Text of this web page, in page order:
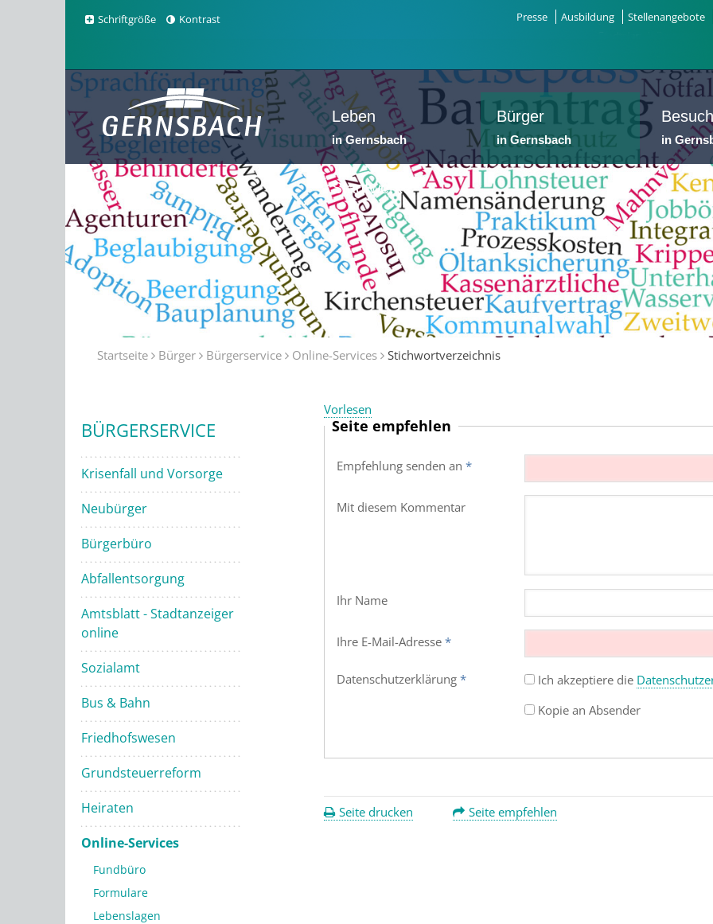
Schriftgröße Kontrast Presse Ausbildung Stellenangebote
Leben
in Gernsbach
Bürger
in Gernsbach in
Stadtwerke
Startseite Bürger Bürgerservice Online-Services Stichwortverzeichnis
BÜRGERSERVICE
Krisenfall und Vorsorge
Neubürger
Bürgerbüro
Abfallentsorgung
Amtsblatt - Stadtanzeiger
online
Sozialamt
Bus & Bahn
Friedhofswesen
Grundsteuerreform
Heiraten
Online-Services
Fundbüro
Formulare
Lebenslagen
Vorlesen
Seite empfehlen
Empfehlung senden an *
Mit diesem Kommentar
Ihr Name
Ihre E-Mail-Adresse *
Datenschutz­erklärung * Ich akzeptiere die
Kopie an Absender
Seite drucken Seite empfehlen